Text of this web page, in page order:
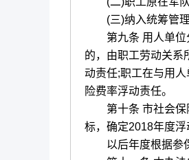
(三)纳入统筹管理
第九条 用人单位分
的，由职工劳动关系
动责任;职工在与用
险费率浮动责任。
第十条 市社会保险
标，确定2018年度浮
以后年度根据参保